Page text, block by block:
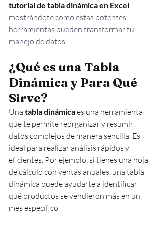
tutorial de tabla dinámica en Excel,
mostrándote cómo estas potentes
herramientas pueden transformar tu
manejo de datos.
¿Qué es una Tabla
Dinámica y Para Qué
Sirve?
Una tabla dinámica es una herramienta
que te permite reorganizar y resumir
datos complejos de manera sencilla. Es
ideal para realizar análisis rápidos y
eficientes. Por ejemplo, si tienes una hoja
de cálculo con ventas anuales, una tabla
dinámica puede ayudarte a identificar
qué productos se vendieron más en un
mes específico.